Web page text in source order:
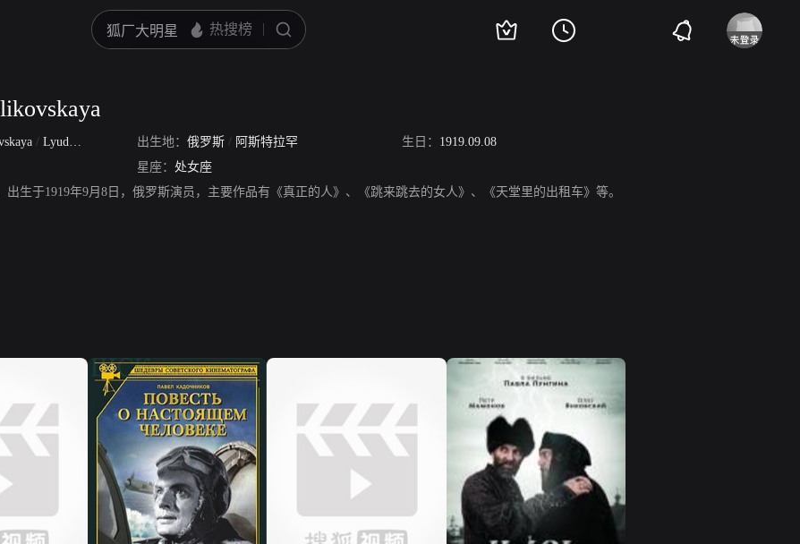
/ Lyudmila Vasilyevna Tselikovskaya 出生地： 俄罗斯 / 阿斯特拉罕 生日： 1919.09.08
星座： 处女座
出生于1919年9月8日，俄罗斯演员，主要作品有《真正的人》、《跳来跳去的女人》、《天堂里的出租车》等。